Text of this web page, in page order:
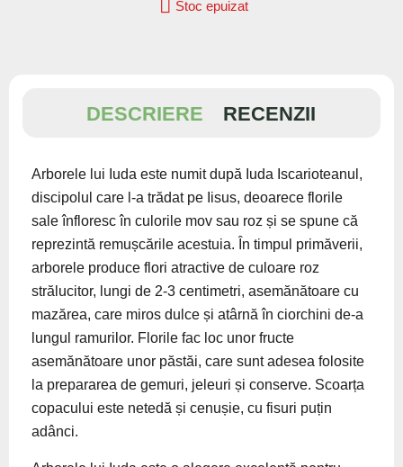
 Stoc epuizat
DESCRIERE RECENZII
Arborele lui Iuda este numit după Iuda Iscarioteanul,
discipolul care l-a trădat pe Iisus, deoarece florile
sale înfloresc în culorile mov sau roz și se spune că
reprezintă remușcările acestuia. În timpul primăverii,
arborele produce flori atractive de culoare roz
strălucitor, lungi de 2-3 centimetri, asemănătoare cu
mazărea, care miros dulce și atârnă în ciorchini de-a
lungul ramurilor. Florile fac loc unor fructe
asemănătoare unor păstăi, care sunt adesea folosite
la prepararea de gemuri, jeleuri și conserve. Scoarța
copacului este netedă și cenușie, cu fisuri puțin
adânci.